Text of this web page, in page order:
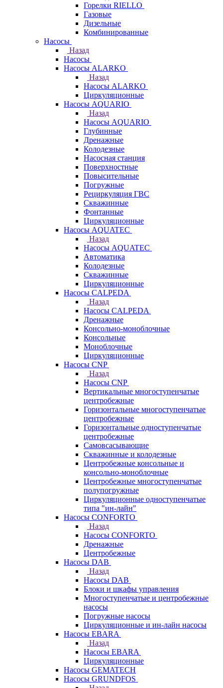
Горелки RIELLO
Газовые
Дизельные
Комбинированные
Насосы
Назад
Насосы
Насосы ALARKO
Назад
Насосы ALARKO
Циркуляционные
Насосы AQUARIO
Назад
Насосы AQUARIO
Глубинные
Дренажные
Колодезные
Насосная станция
Поверхностные
Повысительные
Погружные
Рециркуляция ГВС
Скважинные
Фонтанные
Циркуляционные
Насосы AQUATEC
Назад
Насосы AQUATEC
Автоматика
Колодезные
Скважинные
Циркуляционные
Насосы CALPEDA
Назад
Насосы CALPEDA
Дренажные
Консольно-моноблочные
Консольные
Моноблочные
Циркуляционные
Насосы CNP
Назад
Насосы CNP
Вертикальные многоступенчатые
центробежные
Горизонтальные многоступенчатые
центробежные
Горизонтальные одноступенчатые
центробежные
Самовсасывающие
Скважинные и колодезные
Центробежные консольные и
консольно-моноблочные
Центробежные многоступенчатые
полупогружные
Циркуляционные одноступенчатые
типа "ин-лайн"
Насосы CONFORTO
Назад
Насосы CONFORTO
Дренажные
Центробежные
Насосы DAB
Назад
Насосы DAB
Блоки и шкафы управления
Многоступенчатые и центробежные
насосы
Погружные насосы
Циркуляционные и ин-лайн насосы
Насосы EBARA
Назад
Насосы EBARA
Циркуляционные
Насосы GEMATECH
Насосы GRUNDFOS